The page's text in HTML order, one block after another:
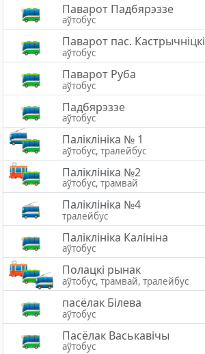
Паварот Падбярэззе
аўтобус
Паварот пас. Кастрычніцкі
аўтобус
Паварот Руба
аўтобус
Падбярэззе
аўтобус
Паліклініка № 1
аўтобус, тралейбус
Паліклініка №2
аўтобус, трамвай
Паліклініка №4
тралейбус
Паліклініка Калініна
аўтобус
Полацкі рынак
аўтобус, трамвай, тралейбус
пасёлак Білева
аўтобус
Пасёлак Васькавічы
аўтобус